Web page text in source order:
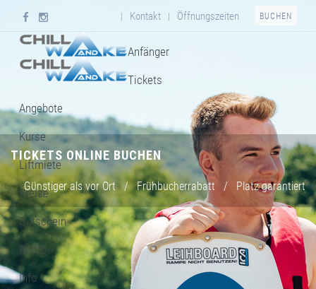
| Kontakt | Öffnungszeiten BUCHEN
Anfänger
Tickets
Angebote
Kurse
Liftmiete
Preise
Gutschein
Bistro
Info
TICKETS ONLINE BUCHEN
Günstiger als vor Ort / Frühbucherrabatt / Platz garantiert